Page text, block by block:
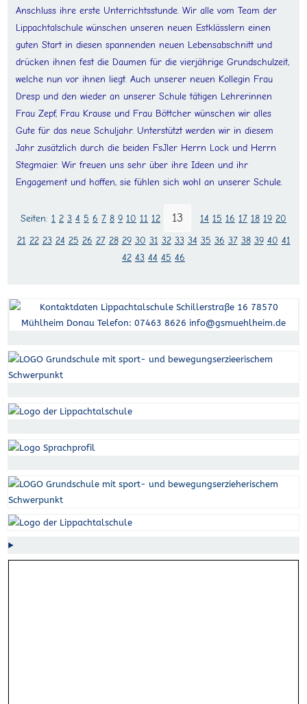
Anschluss ihre erste Unterrichtsstunde. Wir alle vom Team der
Lippachtalschule wünschen unseren neuen Estklässlern einen
guten Start in diesen spannenden neuen Lebensabschnitt und
drücken ihnen fest die Daumen für die vierjährige Grundschulzeit,
welche nun vor ihnen liegt. Auch unserer neuen Kollegin Frau
Dresp und den wieder an unserer Schule tätigen Lehrerinnen
Frau Zepf, Frau Krause und Frau Böttcher wünschen wir alles
Gute für das neue Schuljahr. Unterstützt werden wir in diesem
Jahr zusätzlich durch die beiden FsJler Herrn Lock und Herrn
Stegmaier. Wir freuen uns sehr über ihre Ideen und ihr
Engagement und hoffen, sie fühlen sich wohl an unserer Schule.
Seiten: 1 2 3 4 5 6 7 8 9 10 11 12 13 14 15 16 17 18 19 20
21 22 23 24 25 26 27 28 29 30 31 32 33 34 35 36 37 38 39 40 41
42 43 44 45 46